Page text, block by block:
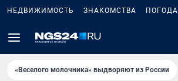
НЕДВИЖИМОСТЬ ЗНАКОМСТВА ПОГОДА
«Веселого молочника» выдворяют из России